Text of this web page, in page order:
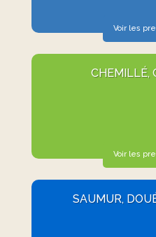
Voir les
CHEMILLÉ,
Voir les
SAUMUR,